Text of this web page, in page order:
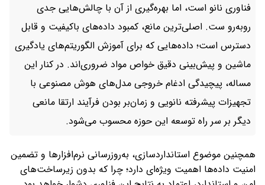
فناوری نانو است، اما بهره‌گیری از آن با چالش‌هایی جدی
روبه‌رو ست. اصلی‌ترین مانع، کمبود داده‌های باکیفیت و قابل
دسترس است؛ داده‌هایی که برای آموزش الگوریتم‌های یادگیری
ماشین و پیش‌بینی دقیق خواص مواد ضروری‌اند. در کنار این
مساله، پیچیدگی ادغام خروجی مدل‌های هوش مصنوعی با
تجهیزات پیشرفته نانویی و زمان‌بر بودن فرآیند ارتقا مانعی
دیگر بر سر راه توسعه این حوزه محسوب می‌شود.
همچنین موضوع استانداردسازی، به‌روزرسانی نرم‌افزارها و تضمین
امنیت داده‌ها اهمیت ویژه‌ای دارد؛ چرا که بدون زیرساخت‌های